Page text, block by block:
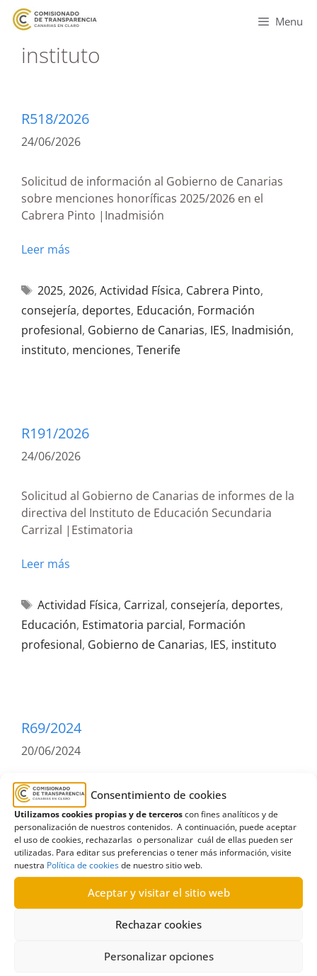
Consentimiento de cookies
Utilizamos cookies propias y de terceroscon fines analíticos y de
personalización de nuestros contenidos. A continuación, puede aceptar
el uso de cookies, rechazarlas o personalizar cuál de ellas pueden ser
utilizadas. Para editar sus preferencias o tener más información, visite
nuestra Política de cookiesde nuestro sitio web.
Aceptar y visitar el sitio web
Rechazar cookies
Personalizar opciones
Menu
instituto
R518/2026
24/06/2026
Solicitud de información al Gobierno de Canarias
sobre menciones honoríficas 2025/2026 en el
Cabrera Pinto |Inadmisión
Leer más
2025, 2026, Actividad Física, Cabrera Pinto,
consejería, deportes, Educación, Formación
profesional, Gobierno de Canarias, IES, Inadmisión,
instituto, menciones, Tenerife
R191/2026
24/06/2026
Solicitud al Gobierno de Canarias de informes de la
directiva del Instituto de Educación Secundaria
Carrizal |Estimatoria
Leer más
Actividad Física, Carrizal, consejería, deportes,
Educación, Estimatoria parcial, Formación
profesional, Gobierno de Canarias, IES, instituto
R69/2024
20/06/2024
Solicitud de información al Ayuntamiento de Arona
sobre convenios de cesión de uso de un centro
educativo |Estimatoria
Resolución estimatoria formal y
terminación sobre solicitud de
información al Ayuntamiento de Arona
relativa a convenios de cesión de uso de
terrenos para la construcción de un